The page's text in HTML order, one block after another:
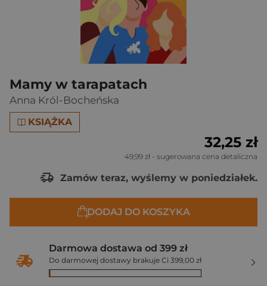
Mamy w tarapatach
Anna Król-Bocheńska
KSIĄŻKA
32,25 zł
49,99 zł - sugerowana cena detaliczna
Zamów teraz, wyślemy w poniedziałek.
DODAJ DO KOSZYKA
Darmowa dostawa od 399 zł
Do darmowej dostawy brakuje Ci 399,00 zł